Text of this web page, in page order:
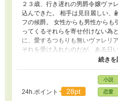
２３歳、行き遅れの男爵令嬢ヴァ
込んできた。 相手は見目麗しい、
フの候爵。 女性からも男性からも
ってくるそれらを寄せ付けない為
に、愛するつもりも無いヴァレリ
それを受け入れたのだが、ある日
自分が１００年前に死んだ剣聖の
その弟子であった事を。 しかも
これはバレないようにしなくては
24h.ポイント 28pt
小説
恋愛